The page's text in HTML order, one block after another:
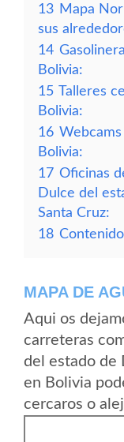
13 Mapa
sus
14
Bolivia:
15 Talleres
Bolivia:
16
Bolivia:
17 Oficinas
Dulce del
Santa Cruz:
18
MAPA DE
Aqui os
carreteras
del estado de
en Bolivia
cercaros o